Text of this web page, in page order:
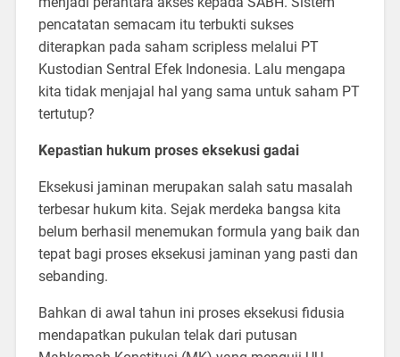
pencatatan semacam itu terbukti sukses
diterapkan pada saham scripless melalui PT
Kustodian Sentral Efek Indonesia. Lalu mengapa
kita tidak menjajal hal yang sama untuk saham PT
tertutup?
Kepastian hukum proses eksekusi gadai
Eksekusi jaminan merupakan salah satu masalah
terbesar hukum kita. Sejak merdeka bangsa kita
belum berhasil menemukan formula yang baik dan
tepat bagi proses eksekusi jaminan yang pasti dan
sebanding.
Bahkan di awal tahun ini proses eksekusi fidusia
mendapatkan pukulan telak dari putusan